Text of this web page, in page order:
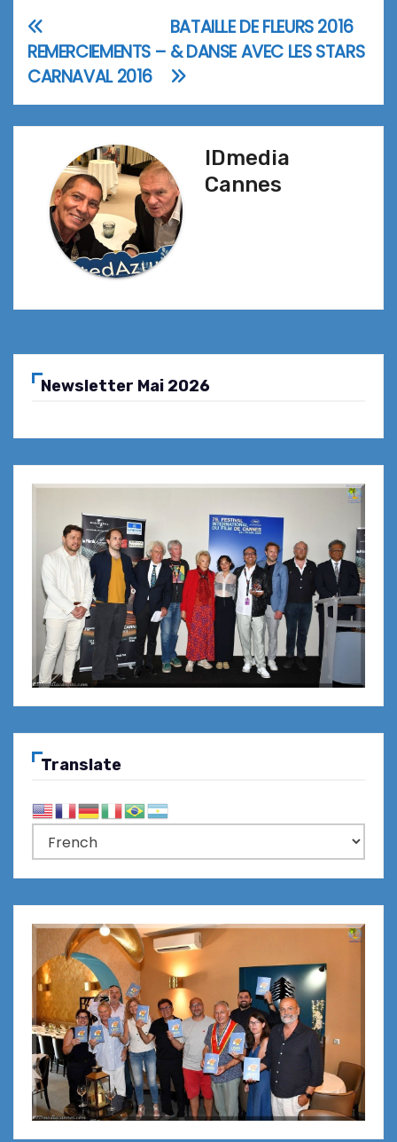
Navigation
de
l’article
BATAILLE DE FLEURS 2016
& DANSE AVEC LES STARS
REMERCIEMENTS –
CARNAVAL 2016
IDmedia
Cannes
Newsletter Mai 2026
Translate